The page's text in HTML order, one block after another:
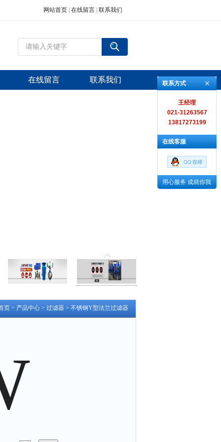
网站首页 在线留言 联系我们
在线留言 联系我们
页 > 产品中心 > 过滤器 > 不锈钢Y型法兰过滤器
联系方式
王经理
021-31263567
13817273199
在线客服
用心服务 成就你我